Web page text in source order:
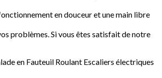
en douceur et une main libre
problèmes. Si vous êtes satisfait de notre
en Fauteuil Roulant Escaliers électriques